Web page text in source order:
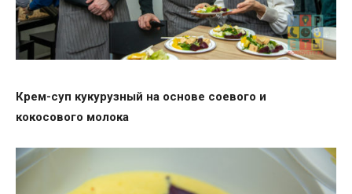
Крем-суп кукурузный на основе соевого и
кокосового молока